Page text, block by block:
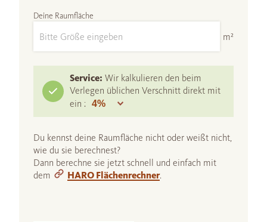
Deine Raumfläche
m²
Service: Wir kalkulieren den beim
Verlegen üblichen Verschnitt direkt mit
ein :
Du kennst deine Raumfläche nicht oder weißt nicht,
wie du sie berechnest?
Dann berechne sie jetzt schnell und einfach mit
dem
HARO Flächenrechner.